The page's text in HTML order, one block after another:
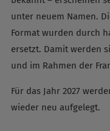
unter neuem Namen.
Format wurden durch
ersetzt. Damit werden
und im Rahmen der
Für das Jahr 2027
wieder neu aufgelegt.